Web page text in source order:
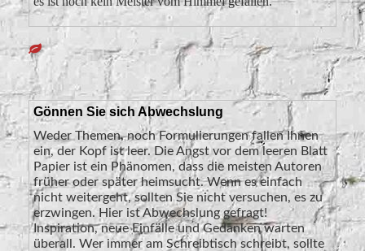
Gönnen Sie sich Abwechslung
Weder Themen, noch Formulierungen fallen Ihnen
ein, der Kopf ist leer. Die Angst vor dem leeren Blatt
Papier ist ein Phänomen, dass die meisten Autoren
früher oder später heimsucht. Wenn es einfach
nicht weitergeht, sollten Sie nicht versuchen, es zu
erzwingen. Hier ist Abwechslung gefragt!
Inspiration, neue Einfälle und Gedanken warten
überall. Wer immer am Schreibtisch schreibt, sollte